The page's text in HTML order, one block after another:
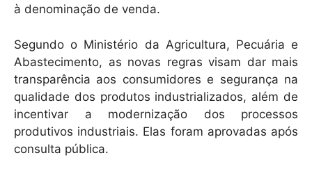
à denominação de venda.
Segundo o Ministério da Agricultura, Pecuária e
Abastecimento, as novas regras visam dar mais
transparência aos consumidores e segurança na
qualidade dos produtos industrializados, além de
incentivar a modernização dos processos
produtivos industriais. Elas foram aprovadas após
consulta pública.